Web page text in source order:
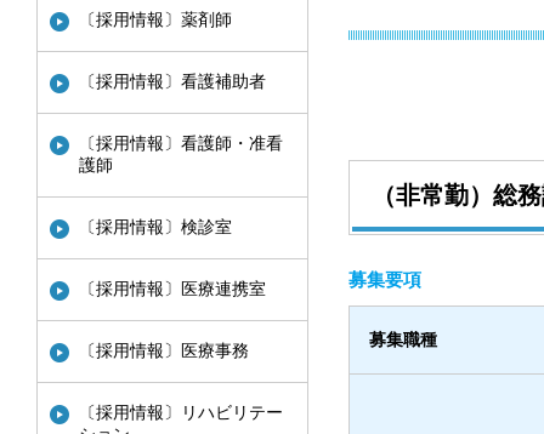
（非常勤）総
募集要項
募集職種
〔採用情報〕薬剤師
〔採用情報〕看護補助者
〔採用情報〕看護師・准看
護師
〔採用情報〕検診室
〔採用情報〕医療連携室
〔採用情報〕医療事務
〔採用情報〕リハビリテー